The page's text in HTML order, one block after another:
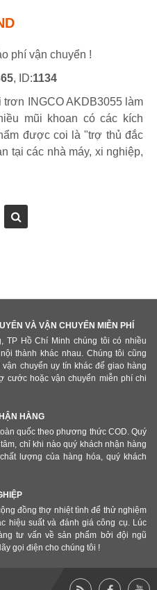
phí vận chuyển !
, ID:1134
trơn INGCO AKDB3055 làm
mũi khoan có các kích
được coi là "trợ thủ đắc
tại các nhà máy, xi nghiệp,
VÀ VẬN CHUYỂN MIỄN PHÍ
TP Hồ Chí Minh chúng tôi có nhiều
thành khác nhau. Chúng tôi cũng
chuyển uy tín khác để giao hàng
cước hoặc vận chuyển miễn phí chi
HÀNG
quốc theo phương thức COD. Quý
chỉ khi nào quý khách nhận hàng
lượng của hàng hóa, quý khách
đồng thợ nhiệt tình để thử nghiệm
hiệu suất và đánh giá công cụ. Lúc
tư vấn về sản phẩm bởi đội ngũ
gọi điện cho chúng tôi !